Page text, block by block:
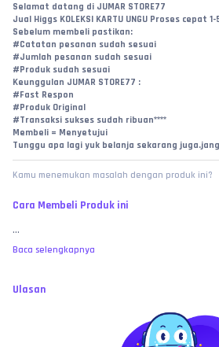
Selamat datang di JUMAR STORE77
Jual Higgs KOLEKSI KARTU UNGU Proses cepat
Sebelum membeli pastikan:
#Catatan pesanan sudah sesuai
#Jumlah pesanan sudah sesuai
#Produk sudah sesuai
Keunggulan JUMAR STORE77 :
#Fast Respon
#Produk Original
#Transaksi sukses sudah ribuan****
Membeli = Menyetujui
Tunggu apa lagi yuk belanja sekarang
Kamu menemukan masalah dengan produk ini?
Cara Membeli Produk ini
...
Baca selengkapnya
Ulasan